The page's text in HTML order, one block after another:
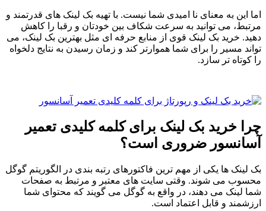
اما این به معنای نا امیدی شما نیست. با تهیه بک لینک های قدرتمند و
مرتبط، می توانید به سرعت شکاف بین خودتان و رقبا را کاهش
دهید. خرید بک لینک قوی از منابع حرفه ای مثل بهترین بک لینک، می
تواند مسیر را برای شما هموارتر کند و زمان رسیدن به نتایج دلخواه
را کوتاه تر سازد.
چرا خرید بک لینک برای کلمه کلیدی تعمیر
آسانسور ضروری است؟
بک لینک ها یکی از مهم ترین فاکتورهای رتبه بندی در الگوریتم گوگل
محسوب می شوند. وقتی سایت های معتبر و مرتبط به صفحات
شما لینک می دهند، در واقع به گوگل می گویند که محتوای شما
ارزشمند و قابل اعتماد است.